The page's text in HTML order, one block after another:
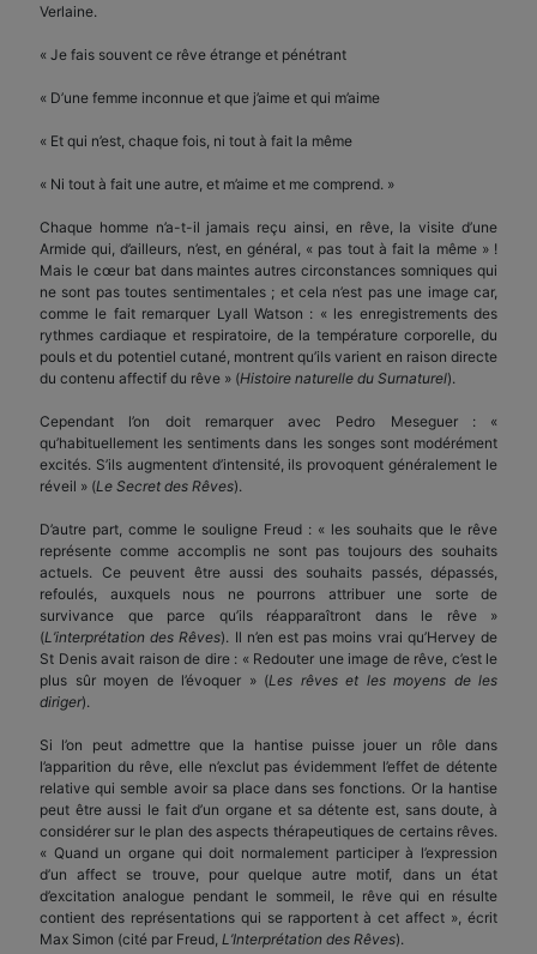
Verlaine.
« Je fais souvent ce rêve étrange et pénétrant
« D’une femme inconnue et que j’aime et qui m’aime
« Et qui n’est, chaque fois, ni tout à fait la même
« Ni tout à fait une autre, et m’aime et me comprend. »
Chaque homme n’a-t-il jamais reçu ainsi, en rêve, la visite d’une
Armide qui, d’ailleurs, n’est, en général, « pas tout à fait la même » !
Mais le cœur bat dans maintes autres circonstances somniques qui
ne sont pas toutes sentimentales ; et cela n’est pas une image car,
comme le fait remarquer Lyall Watson : « les enregistrements des
rythmes cardiaque et respiratoire, de la température corporelle, du
pouls et du potentiel cutané, montrent qu’ils varient en raison directe
du contenu affectif du rêve » (Histoire naturelle du Surnaturel).
Cependant l’on doit remarquer avec Pedro Meseguer : «
qu’habituellement les sentiments dans les songes sont modérément
excités. S’ils augmentent d’intensité, ils provoquent généralement le
réveil » (Le Secret des Rêves).
D’autre part, comme le souligne Freud : « les souhaits que le rêve
représente comme accomplis ne sont pas toujours des souhaits
actuels. Ce peuvent être aussi des souhaits passés, dépassés,
refoulés, auxquels nous ne pourrons attribuer une sorte de
survivance que parce qu’ils réapparaîtront dans le rêve »
(L’interprétation des Rêves). Il n’en est pas moins vrai qu’Hervey de
St Denis avait raison de dire : « Redouter une image de rêve, c’est le
plus sûr moyen de l’évoquer » (Les rêves et les moyens de les
diriger).
Si l’on peut admettre que la hantise puisse jouer un rôle dans
l’apparition du rêve, elle n’exclut pas évidemment l’effet de détente
relative qui semble avoir sa place dans ses fonctions. Or la hantise
peut être aussi le fait d’un organe et sa détente est, sans doute, à
considérer sur le plan des aspects thérapeutiques de certains rêves.
« Quand un organe qui doit normalement participer à l’expression
d’un affect se trouve, pour quelque autre motif, dans un état
d’excitation analogue pendant le sommeil, le rêve qui en résulte
contient des représentations qui se rapportent à cet affect », écrit
Max Simon (cité par Freud, L’Interprétation des Rêves).